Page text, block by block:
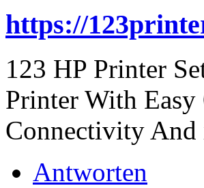
https://
123 HP Printer
Printer With
Connectivity And
Antworten